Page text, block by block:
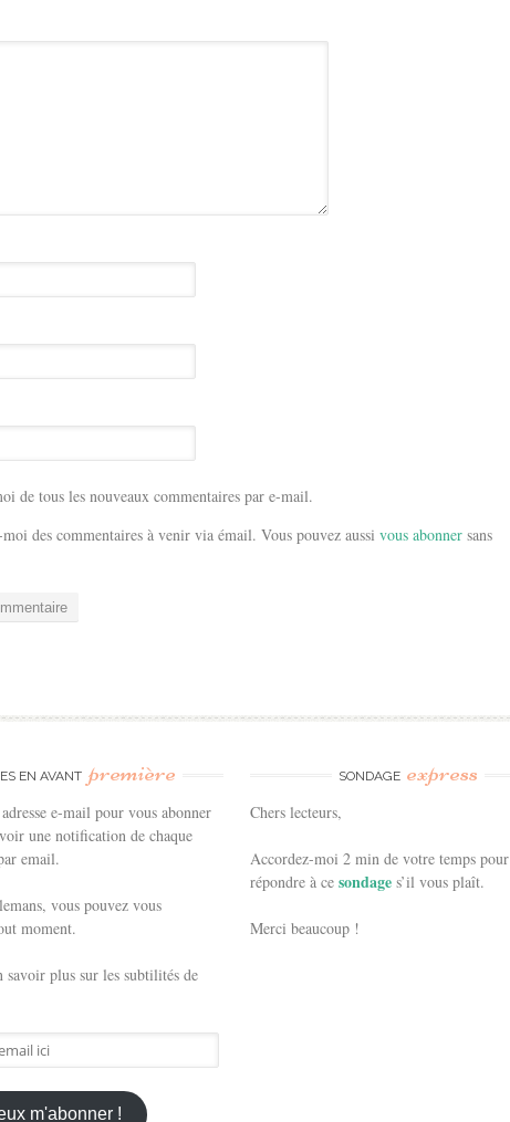
de tous les nouveaux commentaires par e-mail.
des commentaires à venir via émail. Vous pouvez aussi vous abonner sans
EN AVANT première
e-mail pour vous abonner
une notification de chaque
email.
vous pouvez vous
moment.
savoir plus sur les subtilités de
m'abonner !
SONDAGE express
Chers lecteurs,
Accordez-moi 2 min de votre temps pour
répondre à cesondages’il vous plaît.
Merci beaucoup !